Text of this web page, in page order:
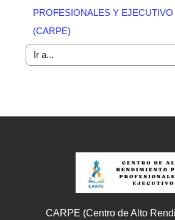
PROFESIONALES Y
(CARPE)
Ir a...
CARPE (Centro de Alto